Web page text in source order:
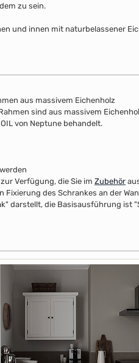
zu sein.
und innen mit naturbelassener
aus massivem Eichenholz
sind aus massivem
von Neptune behandelt.
Verfügung, die Sie im Zubehör
des Schrankes an der
darstellt, die Basisausführung ist